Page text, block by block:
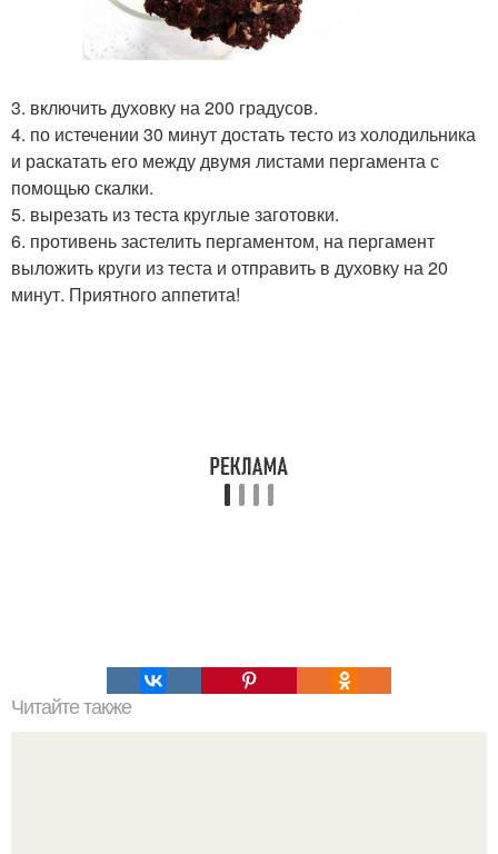
3. включить духовку на 200 градусов.
4. по истечении 30 минут достать тесто из холодильника
и раскатать его между двумя листами пергамента с
помощью скалки.
5. вырезать из теста круглые заготовки.
6. противень застелить пергаментом, на пергамент
выложить круги из теста и отправить в духовку на 20
минут. Приятного аппетита!
Читайте также